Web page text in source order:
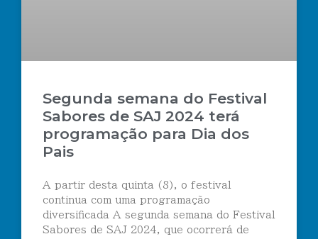
Segunda semana do Festival
Sabores de SAJ 2024 terá
programação para Dia dos
Pais
A partir desta quinta (8), o festival
continua com uma programação
diversificada A segunda semana do Festival
Sabores de SAJ 2024, que ocorrerá de